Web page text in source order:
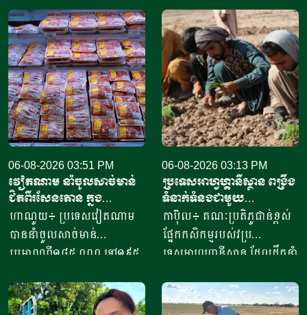
06-08-2026 03:51 PM
វៀតណាម នាំចូលសាច់មាន់
ជិតពីរសែនតោន ក្នុង
ឆមាសទី១ ដោយភាគច្រើននាំ
ចូលពីអាម៉េរិក
ហាណូយ៖ ប្រទេសវៀតណាម
បាននាំចូលសាច់មាន់
ប្រមាណពី១៨៥ ០០០ ទៅ១៩៥
ឆ្នាំ២០២៦នេះ ដោយក្នុងនោះការ
នាំចូលពីសហរដ្ឋអាម៉េរិក មាន
06-08-2026 03:13 PM
ប្រទេសអាហ្វហ្គានីស្ថាន ពង្រឹង
ទំនាក់ទំនងជាមួយ
ប្រទេសម៉ុលដូវ៉ា ដើម្បីជំរុញ
កិច្ចសហប្រតិបត្តិការផ្នែក
វិទ្យាសាស្ត្រ និងកសិកម្ម
កាប៊ុល៖ គណៈប្រតិភូជាន់ខ្ពស់
ផ្នែកកសិកម្មរបស់វប្រ
ទេសអាហ្វហ្គានីស្ថាន ដែលដឹកនាំ
អាហ្សាម អូសម៉ានី (Sadr Azam
Osmani) បានទៅបំពេញទស្សន